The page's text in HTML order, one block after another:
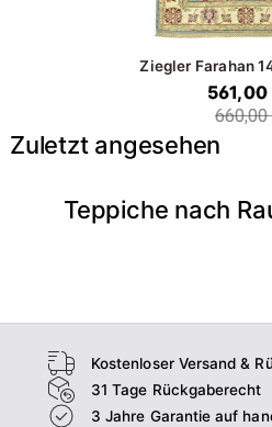
Ziegler Farahan
561,00
660,00
Zuletzt angesehen
Teppiche nach
Wohnzimmer
Kostenloser Versand &
31 Tage Rückgaberecht
3 Jahre Garantie auf